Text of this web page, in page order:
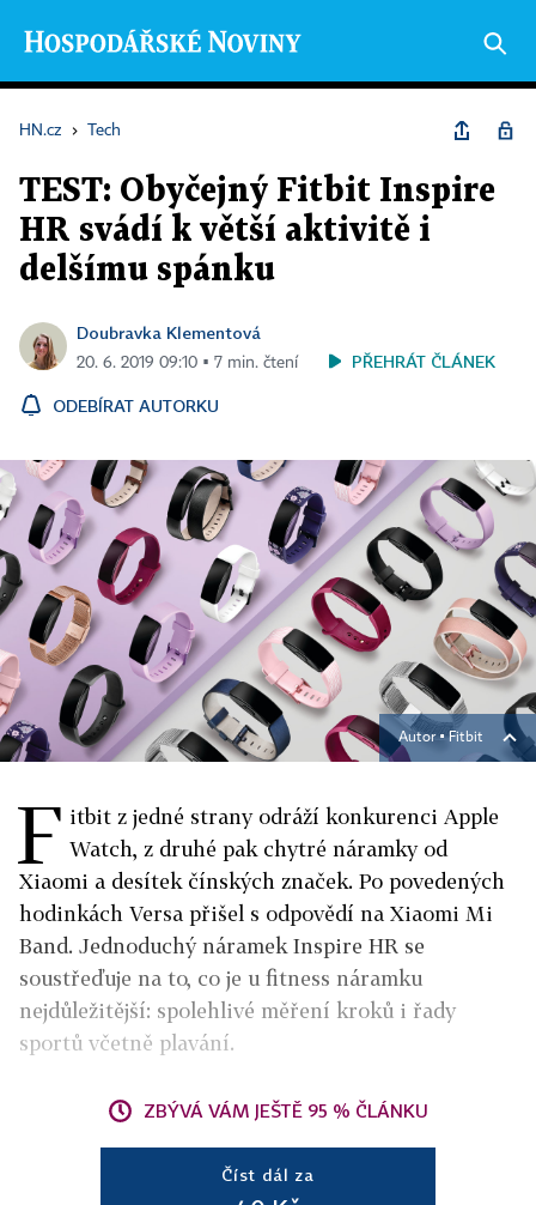
HN.cz › Tech
TEST: Obyčejný Fitbit Inspire
HR svádí k větší aktivitě i
delšímu spánku
Doubravka Klementová
20. 6. 2019 09:10 ▪ 7 min. čtení PŘEHRÁT ČLÁNEK
ODEBÍRAT AUTORKU
Autor ▪Fitbit
F itbit z jedné strany odráží konkurenci Apple
Watch, z druhé pak chytré náramky od
Xiaomi a desítek čínských značek. Po povedených
hodinkách Versa přišel s odpovědí na Xiaomi Mi
Band. Jednoduchý náramek Inspire HR se
soustřeďuje na to, co je u fitness náramku
nejdůležitější: spolehlivé měření kroků i řady
sportů včetně plavání.
ZBÝVÁ VÁM JEŠTĚ 95 % ČLÁNKU
Číst dál za